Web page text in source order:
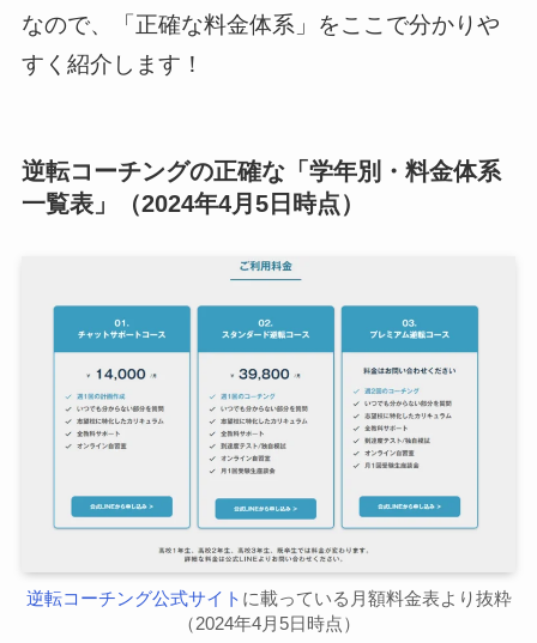
なので、「正確な料金体系」をここで分かりや
すく紹介します！
逆転コーチングの正確な「学年別・料金体系
一覧表」（2024年4月5日時点）
逆転コーチング公式サイト に載っている月額料金表より抜粋
（2024年4月5日時点）